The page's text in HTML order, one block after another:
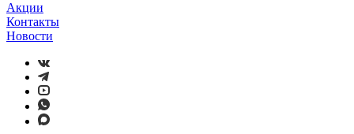
Акции
Контакты
Новости